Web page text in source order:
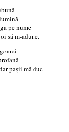
pe nume
să m-adune.
paşii mă duc